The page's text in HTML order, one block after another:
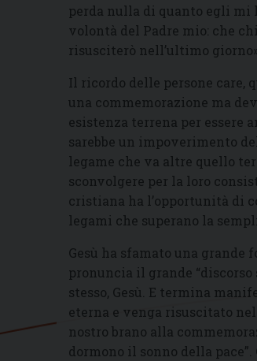
perda nulla di quanto egli mi
volontà del Padre mio: che
risusciterò nell’ultimo giorno»
Il ricordo delle persone care,
una commemorazione ma
esistenza terrena per essere
sarebbe un impoverimento
legame che va altre quello
sconvolgere per la loro
cristiana ha l’opportunità di
legami che superano la
Gesù ha sfamato una
pronuncia il grande
stesso, Gesù. E termina
eterna e venga risuscitato
nostro brano alla
dormono il sonno della